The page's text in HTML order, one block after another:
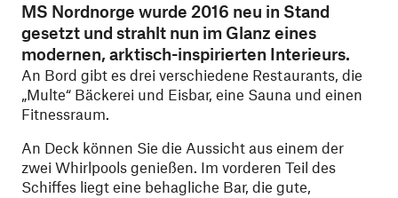
MS Nordnorge wurde 2016 neu in Stand
gesetzt und strahlt nun im Glanz eines
modernen, arktisch-inspirierten Interieurs.
An Bord gibt es drei verschiedene Restaurants, die
„Multe“ Bäckerei und Eisbar, eine Sauna und einen
Fitnessraum.
An Deck können Sie die Aussicht aus einem der
zwei Whirlpools genießen. Im vorderen Teil des
Schiffes liegt eine behagliche Bar, die gute,